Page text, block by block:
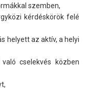
szemben,
kérdéskörök felé
helyett az aktív, a helyi
cselekvés közben